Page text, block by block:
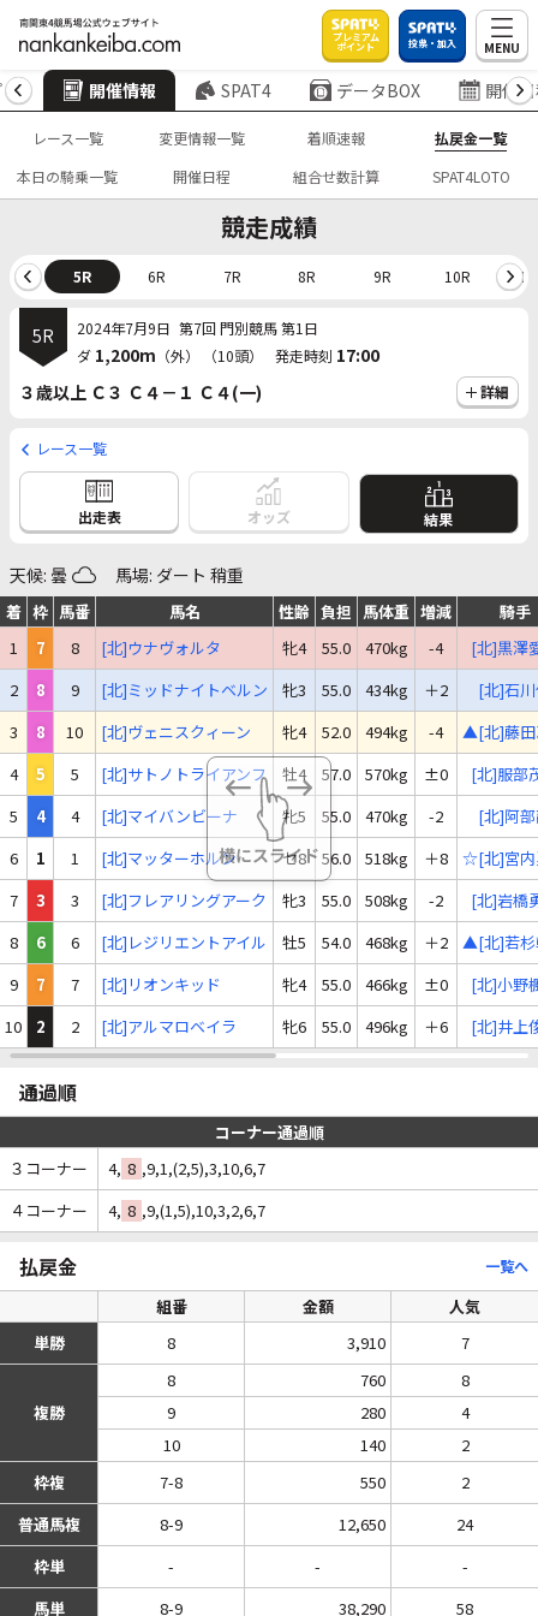
プレミアム
ポイント 投票・加入 MENU
開催情報 SPAT4 データBOX 開催
レース一覧 変更情報一覧 着順速報
払戻金一覧
本日の騎乗一覧
開催日程 組合せ数計算 SPAT4LOTO
競走成績
5R 6R 7R 8R 9R 10R
5R 2024年7月9日 第7回 門別競馬 第1日
ダ 1,200m （外） （10頭） 発走時刻 17:00
３歳以上 Ｃ３ Ｃ４－１ Ｃ４(一)
詳細
レース一覧
出走表 オッズ 結果
天候: 曇 馬場: ダート 稍重
着 枠 馬番 馬名 性齢 負担 馬体重 増減
騎手
1
7 8 [北]ウナヴォルタ 牝4 55.0 470kg -4
[北]黒澤
2
8 9 [北]ミッドナイトベルン 牝3 55.0 434kg ＋2
[北]石
3
8 10 [北]ヴェニスクィーン 牝4 52.0 494kg -4
▲[北]藤田
4
5 5 [北]サトノトライアンフ 牡4 57.0 570kg ±0
[北]服部
5
4 4 [北]マイバンビーナ 牝5 55.0 470kg -2
[北]阿
6
1 1 [北]マッターホルン セ8 56.0 518kg ＋8
☆[北]宮内
7
3 3 [北]フレアリングアーク 牝3 55.0 508kg -2
[北]岩橋
8
6 6 [北]レジリエントアイル 牡5 54.0 468kg ＋2
▲[北]若杉
9
7 7 [北]リオンキッド 牝4 55.0 466kg ±0
[北]小野
10
2 2 [北]アルマロベイラ 牝6 55.0 496kg ＋6 [北]井上
通過順
コーナー通過順
３コーナー
4, 8 ,9,1,(2,5),3,10,6,7
４コーナー
4, 8 ,9,(1,5),10,3,2,6,7
払戻金 一覧へ
組番 金額
人気
単勝
8 3,910 7
複勝
8 760
8
9
280
4
10
140
2
枠複
7-8 550
2
普通馬複
8-9 12,650
24
枠単
- -
-
馬単
8-9 38,290 58